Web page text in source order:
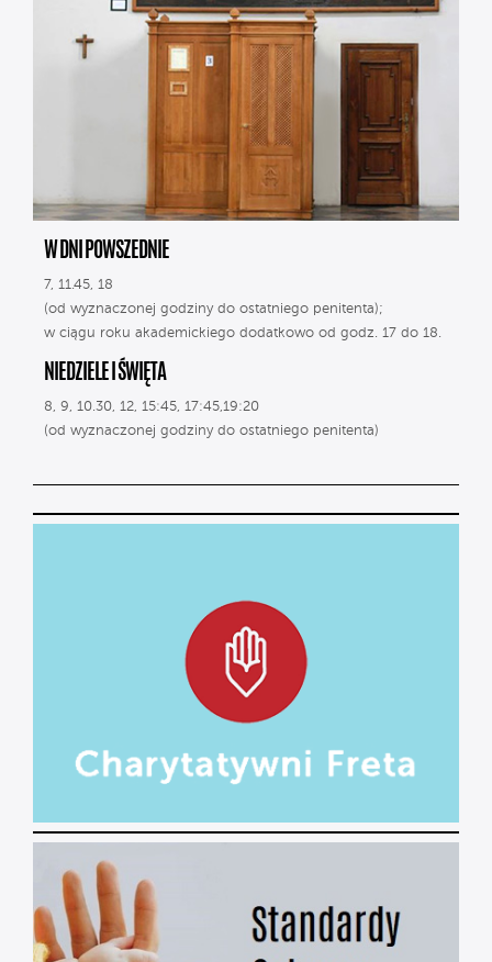
W DNI POWSZEDNIE
7, 11.45, 18
(od wyznaczonej godziny do ostatniego penitenta);
w ciągu roku akademickiego dodatkowo od godz. 17 do 18.
NIEDZIELE I ŚWIĘTA
8, 9, 10.30, 12, 15:45, 17:45,19:20
(od wyznaczonej godziny do ostatniego penitenta)